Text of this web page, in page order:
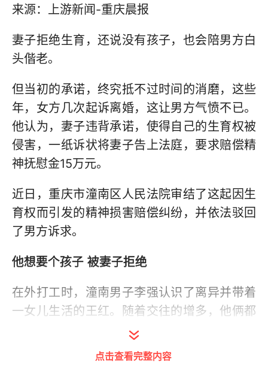
来源：上游新闻-重庆晨报
妻子拒绝生育，还说没有孩子，也会陪男方白
头偕老。
但当初的承诺，终究抵不过时间的消磨，这些
年，女方几次起诉离婚，这让男方气愤不已。
他认为，妻子违背承诺，使得自己的生育权被
侵害，一纸诉状将妻子告上法庭，要求赔偿精
神抚慰金15万元。
近日，重庆市潼南区人民法院审结了这起因生
育权而引发的精神损害赔偿纠纷，并依法驳回
了男方诉求。
他想要个孩子 被妻子拒绝
在外打工时，潼南男子李强认识了离异并带着
一女儿生活的王红。随着交往的增多，他俩都
认为对方是自己的意中人，便谈起恋爱。
2008年，两人自愿登记结婚，组成了一个新
点击查看完整内容